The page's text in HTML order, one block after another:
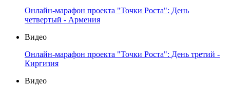
Онлайн-марафон проекта "Точки Роста": День
четвертый - Армения
Видео
Онлайн-марафон проекта "Точки Роста": День третий -
Киргизия
Видео